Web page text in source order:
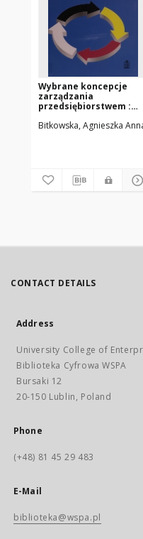
Wybrane koncepcje
zarządzania
przedsiębiorstwem :
Bitkowska, Agnieszka
CONTACT DETAILS
Address
University College of
Biblioteka Cyfrowa WSPA
Bursaki 12
20-150 Lublin, Poland
Phone
(+48) 81 45 29 483
E-Mail
biblioteka@wspa.pl